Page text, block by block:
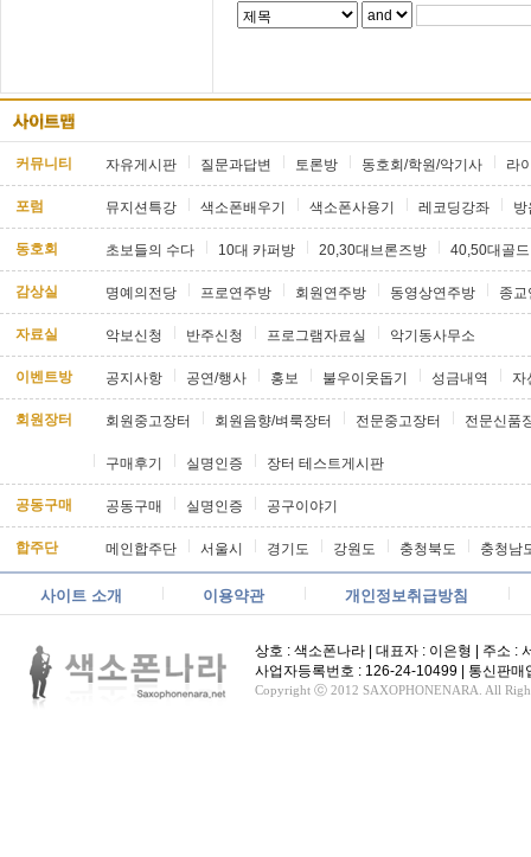
커뮤니티 자유게시판 질문과답변 토론방 동호회/학원/악기사 라
포럼 뮤지션특강 색소폰배우기 색소폰사용기 레코딩강좌 방
동호회 초보들의 수다 10대 카퍼방 20,30대브론즈방 40,50대골
감상실 명예의전당 프로연주방 회원연주방 동영상연주방 종교
자료실 악보신청 반주신청 프로그램자료실 악기동사무소
이벤트방 공지사항 공연/행사 홍보 불우이웃돕기 성금내역 자
회원장터 회원중고장터 회원음향/벼룩장터 전문중고장터 전문신품
구매후기 실명인증 장터 테스트게시판
공동구매 공동구매 실명인증 공구이야기
합주단 메인합주단 서울시 경기도 강원도 충청북도 충청남
사이트 소개 이용약관 개인정보취급방침
상호 : 색소폰나라 | 대표자 : 이은형 | 주소
사업자등록번호 : 126-24-10499 | 통신판
Copyright ⓒ 2012 SAXOPHONENARA. All